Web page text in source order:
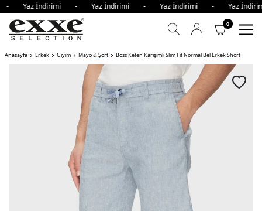
- Yaz İndirimi - Yaz İndirimi - Yaz İndirimi - Yaz
0
Anasayfa Erkek Giyim Mayo & Şort Boss Keten Karışımlı Slim Fit Normal Bel Erkek Short